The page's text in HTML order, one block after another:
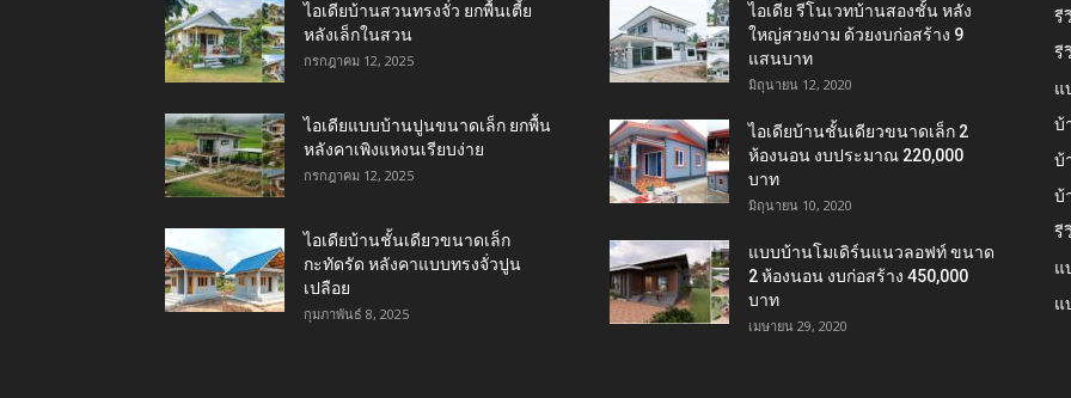
ไอเดียบ้านสวนทรงจั่ว ยกพื้นเตี้ย
หลังเล็กในสวน
กรกฎาคม 12, 2025
ไอเดียแบบบ้านปูนขนาดเล็ก ยกพื้น
หลังคาเพิงแหงนเรียบง่าย
กรกฎาคม 12, 2025
ไอเดียบ้านชั้นเดียวขนาดเล็ก
กะทัดรัด หลังคาแบบทรงจั่วปูน
เปลือย
กุมภาพันธ์ 8, 2025
ไอเดีย รีโนเวทบ้านสองชั้น หลัง
ใหญ่สวยงาม ด้วยงบก่อสร้าง 9
แสนบาท
มิถุนายน 12, 2020
ไอเดียบ้านชั้นเดียวขนาดเล็ก 2
ห้องนอน งบประมาณ 220,000
บาท
มิถุนายน 10, 2020
แบบบ้านโมเดิร์นแนวลอฟท์ ขนาด
2 ห้องนอน งบก่อสร้าง 450,000
บาท
เมษายน 29, 2020
รี
รี
แ
บ้
บ้
บ้
รี
แ
แ